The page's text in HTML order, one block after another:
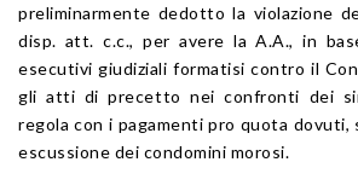
preliminarmente dedotto la violazione
disp. att. c.c., per avere la A.A., in
esecutivi giudiziali formatisi contro il
gli atti di precetto nei confronti dei
regola con i pagamenti pro quota dovuti,
escussione dei condomini morosi.